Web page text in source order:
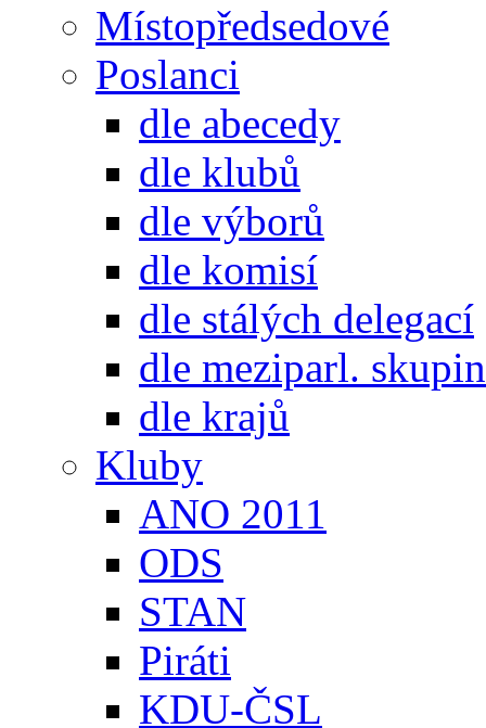
Místopředsedové
Poslanci
dle abecedy
dle klubů
dle výborů
dle komisí
dle stálých delegací
dle meziparl. skupin
dle krajů
Kluby
ANO 2011
ODS
STAN
Piráti
KDU-ČSL